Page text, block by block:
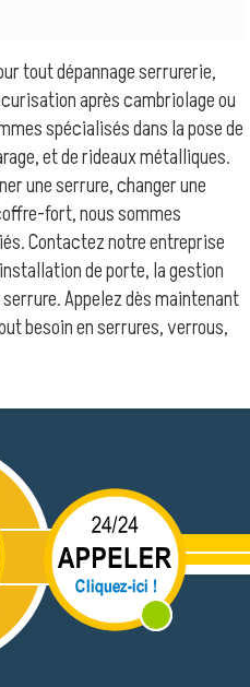
tout dépannage serrurerie,
après cambriolage ou
spécialisés dans la pose de
et de rideaux métalliques.
une serrure, changer une
fort, nous sommes
Contactez notre entreprise
de porte, la gestion
Appelez dès maintenant
besoin en serrures, verrous,